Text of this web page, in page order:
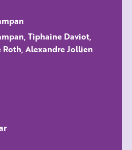
ALLE FILMS
Tiphaine Daviot,
Alexandre Jollien